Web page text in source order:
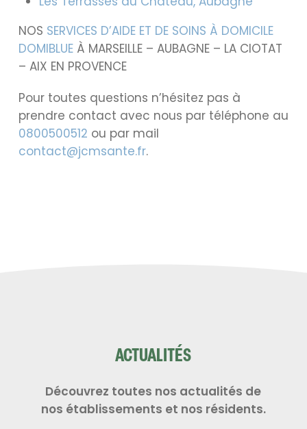
NOS SERVICES D’AIDE ET DE SOINS À DOMICILE
DOMIBLUEÀ MARSEILLE – AUBAGNE – LA CIOTAT
– AIX EN PROVENCE
Pour toutes questions n’hésitez pas à
prendre contact avec nous par téléphone au
0800500512 ou par mail
contact@jcmsante.fr.
ACTUALITÉS
Découvrez toutes nos actualités de
nos établissements et nos résidents.